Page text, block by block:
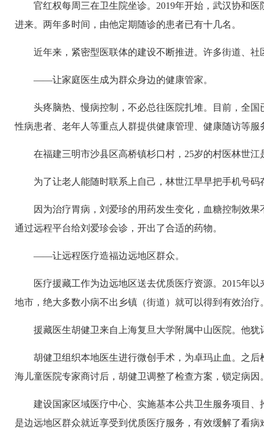
官红权每周三在卫生院坐诊。2019年开始，武汉协和
进来。两年多时间，由他定期随诊的患者已有十几名。
近年来，紧密型医联体的建设不断推进。许多街道、
——让家庭医生成为群众身边的健康管家。
头疼脑热、慢病控制，不必总往医院扎堆。目前，全
性病患者、老年人等重点人群提供健康管理、健康随访等服
在福建三明市沙县区高桥镇杉口村，25岁的村医林世
为了让老人能随时联系上自己，林世江早早把手机号
因为治疗胃病，刘爱珍的用药发生变化，血糖控制效
通过远程平台给刘爱珍会诊，开出了合适的药物。
——让远程医疗造福边远地区群众。
医疗援藏工作为边远地区送去优质医疗资源。2015年
地市，绝大多数小病不出乡镇（街道）就可以得到有效治疗
援藏医生胡健卫来自上海复旦大学附属中山医院。他
胡健卫组织本地医生进行微创手术，为卓玛止血。之
海儿童医院专家商讨后，胡健卫调整了检查方案，锁定病
建设国家区域医疗中心、实施基本公共卫生服务项目
是边远地区群众就近享受到优质医疗服务，有效缓解了看病